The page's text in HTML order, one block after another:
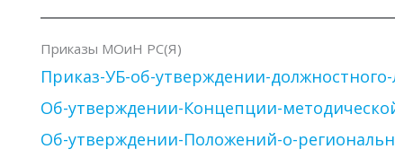
Приказы МОиН РС(Я)
Приказ-УБ-об-утверждении-
Об-утверждении-Концепции-
Об-утверждении-Положений-о-